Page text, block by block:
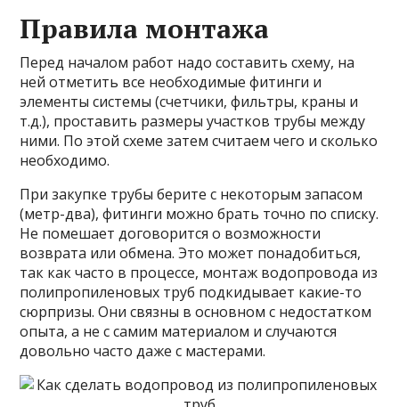
Правила монтажа
Перед началом работ надо составить схему, на
ней отметить все необходимые фитинги и
элементы системы (счетчики, фильтры, краны и
т.д.), проставить размеры участков трубы между
ними. По этой схеме затем считаем чего и сколько
необходимо.
При закупке трубы берите с некоторым запасом
(метр-два), фитинги можно брать точно по списку.
Не помешает договорится о возможности
возврата или обмена. Это может понадобиться,
так как часто в процессе, монтаж водопровода из
полипропиленовых труб подкидывает какие-то
сюрпризы. Они связны в основном с недостатком
опыта, а не с самим материалом и случаются
довольно часто даже с мастерами.